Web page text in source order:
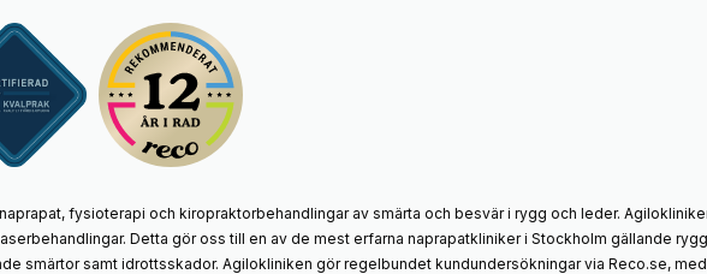
fysioterapi och kiropraktorbehandlingar av smärta och besvär i rygg och leder.
Detta gör oss till en av de mest erfarna naprapatkliniker i Stockholm gällande
smärtor samt idrottsskador. Agilokliniken gör regelbundet kundundersökningar via Reco.se,